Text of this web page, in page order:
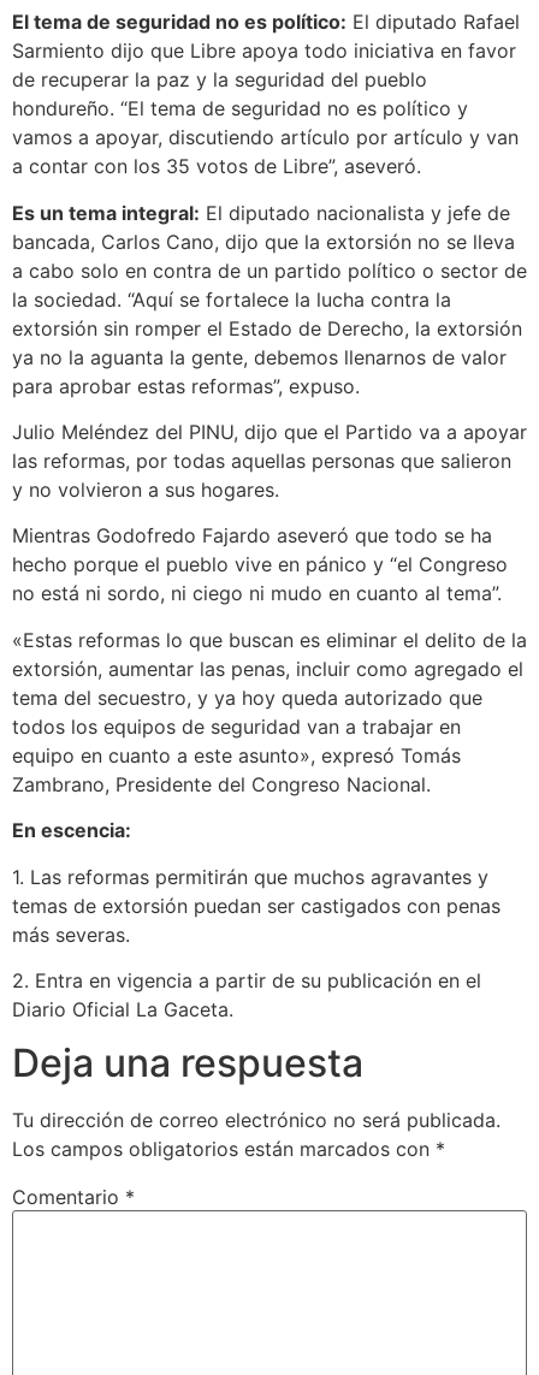
El tema de seguridad no es político: El diputado Rafael
Sarmiento dijo que Libre apoya todo iniciativa en favor
de recuperar la paz y la seguridad del pueblo
hondureño. “El tema de seguridad no es político y
vamos a apoyar, discutiendo artículo por artículo y van
a contar con los 35 votos de Libre”, aseveró.
Es un tema integral: El diputado nacionalista y jefe de
bancada, Carlos Cano, dijo que la extorsión no se lleva
a cabo solo en contra de un partido político o sector de
la sociedad. “Aquí se fortalece la lucha contra la
extorsión sin romper el Estado de Derecho, la extorsión
ya no la aguanta la gente, debemos llenarnos de valor
para aprobar estas reformas”, expuso.
Julio Meléndez del PINU, dijo que el Partido va a apoyar
las reformas, por todas aquellas personas que salieron
y no volvieron a sus hogares.
Mientras Godofredo Fajardo aseveró que todo se ha
hecho porque el pueblo vive en pánico y “el Congreso
no está ni sordo, ni ciego ni mudo en cuanto al tema”.
«Estas reformas lo que buscan es eliminar el delito de la
extorsión, aumentar las penas, incluir como agregado el
tema del secuestro, y ya hoy queda autorizado que
todos los equipos de seguridad van a trabajar en
equipo en cuanto a este asunto», expresó Tomás
Zambrano, Presidente del Congreso Nacional.
En escencia:
1. Las reformas permitirán que muchos agravantes y
temas de extorsión puedan ser castigados con penas
más severas.
2. Entra en vigencia a partir de su publicación en el
Diario Oficial La Gaceta.
Deja una respuesta
Tu dirección de correo electrónico no será publicada.
Los campos obligatorios están marcados con *
Comentario *